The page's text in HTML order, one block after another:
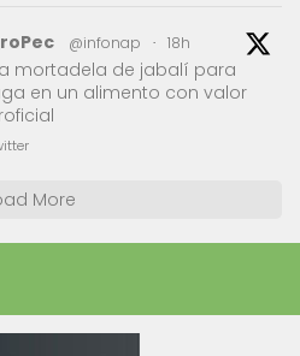
@infonap · 18h
mortadela de jabalí para
en un alimento con valor
More